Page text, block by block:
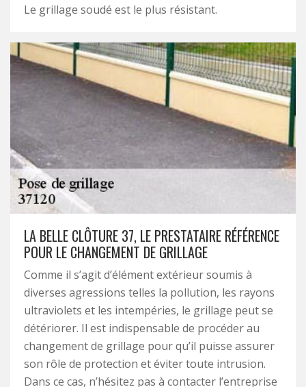
Le grillage soudé est le plus résistant.
LA BELLE CLÔTURE 37, LE PRESTATAIRE RÉFÉRENCE
POUR LE CHANGEMENT DE GRILLAGE
Comme il s’agit d’élément extérieur soumis à
diverses agressions telles la pollution, les rayons
ultraviolets et les intempéries, le grillage peut se
détériorer. Il est indispensable de procéder au
changement de grillage pour qu’il puisse assurer
son rôle de protection et éviter toute intrusion.
Dans ce cas, n’hésitez pas à contacter l’entreprise